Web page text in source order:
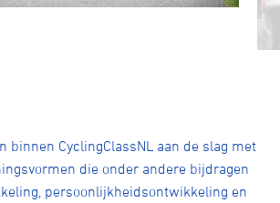
binnen CyclingClassNL aan de slag met
die onder andere bijdragen
persoonlijkheidsontwikkeling en